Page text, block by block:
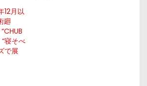
12月以
廻
寝そべ
で展